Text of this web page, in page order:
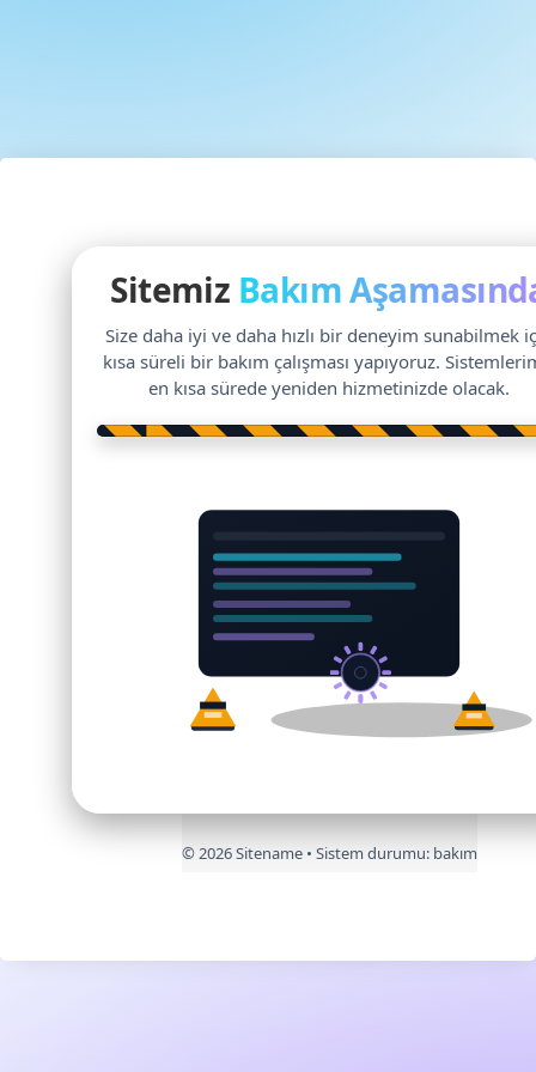
Sitemiz Bakım
Size daha iyi ve daha hızlı bir deneyim sunabilmek
kısa süreli bir bakım çalışması yapıyoruz.
en kısa sürede yeniden hizmetinizde olacak.
©2026Sitename • Sistem durumu: bakım